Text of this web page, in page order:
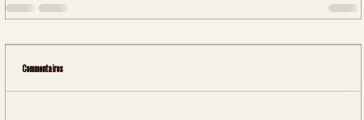
Commentaires